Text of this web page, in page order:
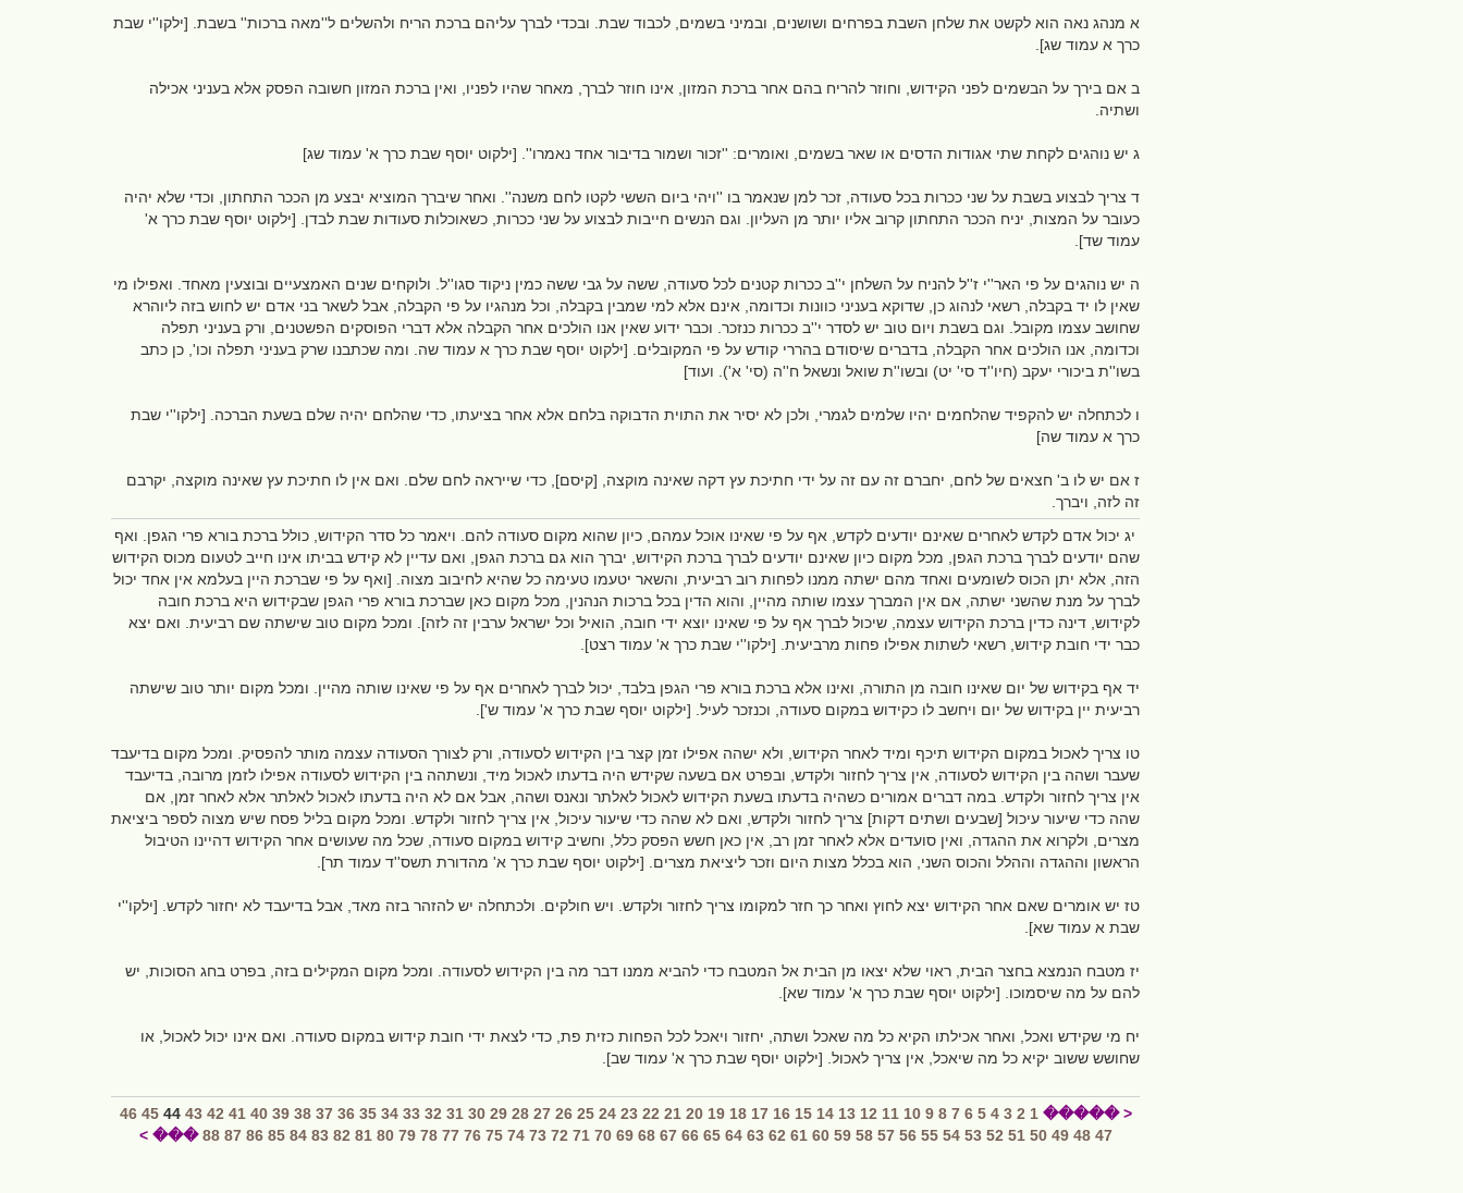
א מנהג נאה הוא לקשט את שלחן השבת בפרחים ושושנים, ובמיני בשמים, לכבוד שבת. ובכדי לברך עליהם ברכת הריח ולהשלים ל''מאה ברכות'' בשבת. [ילקו''י שבת
כרך א עמוד שג].
ב אם בירך על הבשמים לפני הקידוש, וחוזר להריח בהם אחר ברכת המזון, אינו חוזר לברך, מאחר שהיו לפניו, ואין ברכת המזון חשובה הפסק אלא בעניני אכילה
ושתיה.
ג יש נוהגים לקחת שתי אגודות הדסים או שאר בשמים, ואומרים: ''זכור ושמור בדיבור אחד נאמרו''. [ילקוט יוסף שבת כרך א' עמוד שג]
ד צריך לבצוע בשבת על שני ככרות בכל סעודה, זכר למן שנאמר בו ''ויהי ביום הששי לקטו לחם משנה''. ואחר שיברך המוציא יבצע מן הככר התחתון, וכדי שלא יהיה
כעובר על המצות, יניח הככר התחתון קרוב אליו יותר מן העליון. וגם הנשים חייבות לבצוע על שני ככרות, כשאוכלות סעודות שבת לבדן. [ילקוט יוסף שבת כרך א'
עמוד שד].
ה יש נוהגים על פי האר''י ז''ל להניח על השלחן י''ב ככרות קטנים לכל סעודה, ששה על גבי ששה כמין ניקוד סגו''ל. ולוקחים שנים האמצעיים ובוצעין מאחד. ואפילו מי
שאין לו יד בקבלה, רשאי לנהוג כן, שדוקא בעניני כוונות וכדומה, אינם אלא למי שמבין בקבלה, וכל מנהגיו על פי הקבלה, אבל לשאר בני אדם יש לחוש בזה ליוהרא
שחושב עצמו מקובל. וגם בשבת ויום טוב יש לסדר י''ב ככרות כנזכר. וכבר ידוע שאין אנו הולכים אחר הקבלה אלא דברי הפוסקים הפשטנים, ורק בעניני תפלה
וכדומה, אנו הולכים אחר הקבלה, בדברים שיסודם בהררי קודש על פי המקובלים. [ילקוט יוסף שבת כרך א עמוד שה. ומה שכתבנו שרק בעניני תפלה וכו', כן כתב
בשו''ת ביכורי יעקב (חיו''ד סי' יט) ובשו''ת שואל ונשאל ח''ה (סי' א'). ועוד]
ו לכתחלה יש להקפיד שהלחמים יהיו שלמים לגמרי, ולכן לא יסיר את התוית הדבוקה בלחם אלא אחר בציעתו, כדי שהלחם יהיה שלם בשעת הברכה. [ילקו''י שבת
כרך א עמוד שה]
ז אם יש לו ב' חצאים של לחם, יחברם זה עם זה על ידי חתיכת עץ דקה שאינה מוקצה, [קיסם], כדי שייראה לחם שלם. ואם אין לו חתיכת עץ שאינה מוקצה, יקרבם
זה לזה, ויברך.
יג יכול אדם לקדש לאחרים שאינם יודעים לקדש, אף על פי שאינו אוכל עמהם, כיון שהוא מקום סעודה להם. ויאמר כל סדר הקידוש, כולל ברכת בורא פרי הגפן. ואף
שהם יודעים לברך ברכת הגפן, מכל מקום כיון שאינם יודעים לברך ברכת הקידוש, יברך הוא גם ברכת הגפן, ואם עדיין לא קידש בביתו אינו חייב לטעום מכוס הקידוש
הזה, אלא יתן הכוס לשומעים ואחד מהם ישתה ממנו לפחות רוב רביעית, והשאר יטעמו טעימה כל שהיא לחיבוב מצוה. [ואף על פי שברכת היין בעלמא אין אחד יכול
לברך על מנת שהשני ישתה, אם אין המברך עצמו שותה מהיין, והוא הדין בכל ברכות הנהנין, מכל מקום כאן שברכת בורא פרי הגפן שבקידוש היא ברכת חובה
לקידוש, דינה כדין ברכת הקידוש עצמה, שיכול לברך אף על פי שאינו יוצא ידי חובה, הואיל וכל ישראל ערבין זה לזה]. ומכל מקום טוב שישתה שם רביעית. ואם יצא
כבר ידי חובת קידוש, רשאי לשתות אפילו פחות מרביעית. [ילקו''י שבת כרך א' עמוד רצט].
יד אף בקידוש של יום שאינו חובה מן התורה, ואינו אלא ברכת בורא פרי הגפן בלבד, יכול לברך לאחרים אף על פי שאינו שותה מהיין. ומכל מקום יותר טוב שישתה
רביעית יין בקידוש של יום ויחשב לו כקידוש במקום סעודה, וכנזכר לעיל. [ילקוט יוסף שבת כרך א' עמוד ש'].
טו צריך לאכול במקום הקידוש תיכף ומיד לאחר הקידוש, ולא ישהה אפילו זמן קצר בין הקידוש לסעודה, ורק לצורך הסעודה עצמה מותר להפסיק. ומכל מקום בדיעבד
שעבר ושהה בין הקידוש לסעודה, אין צריך לחזור ולקדש, ובפרט אם בשעה שקידש היה בדעתו לאכול מיד, ונשתהה בין הקידוש לסעודה אפילו לזמן מרובה, בדיעבד
אין צריך לחזור ולקדש. במה דברים אמורים כשהיה בדעתו בשעת הקידוש לאכול לאלתר ונאנס ושהה, אבל אם לא היה בדעתו לאכול לאלתר אלא לאחר זמן, אם
שהה כדי שיעור עיכול [שבעים ושתים דקות] צריך לחזור ולקדש, ואם לא שהה כדי שיעור עיכול, אין צריך לחזור ולקדש. ומכל מקום בליל פסח שיש מצוה לספר ביציאת
מצרים, ולקרוא את ההגדה, ואין סועדים אלא לאחר זמן רב, אין כאן חשש הפסק כלל, וחשיב קידוש במקום סעודה, שכל מה שעושים אחר הקידוש דהיינו הטיבול
הראשון וההגדה וההלל והכוס השני, הוא בכלל מצות היום וזכר ליציאת מצרים. [ילקוט יוסף שבת כרך א' מהדורת תשס''ד עמוד תר].
טז יש אומרים שאם אחר הקידוש יצא לחוץ ואחר כך חזר למקומו צריך לחזור ולקדש. ויש חולקים. ולכתחלה יש להזהר בזה מאד, אבל בדיעבד לא יחזור לקדש. [ילקו''י
שבת א עמוד שא].
יז מטבח הנמצא בחצר הבית, ראוי שלא יצאו מן הבית אל המטבח כדי להביא ממנו דבר מה בין הקידוש לסעודה. ומכל מקום המקילים בזה, בפרט בחג הסוכות, יש
להם על מה שיסמוכו. [ילקוט יוסף שבת כרך א' עמוד שא].
יח מי שקידש ואכל, ואחר אכילתו הקיא כל מה שאכל ושתה, יחזור ויאכל לכל הפחות כזית פת, כדי לצאת ידי חובת קידוש במקום סעודה. ואם אינו יכול לאכול, או
שחושש ששוב יקיא כל מה שיאכל, אין צריך לאכול. [ילקוט יוסף שבת כרך א' עמוד שב].
< �����
1
2
3
4
5
6
7
8
9
10
11
12
13
14
15
16
17
18
19
20
21
22
23
24
25
26
27
28
29
30
31
32
33
34
35
36
37
38
39
40
41
42
43
44
45
46
47
48
49
50
51
52
53
54
55
56
57
58
59
60
61
62
63
64
65
66
67
68
69
70
71
72
73
74
75
76
77
78
79
80
81
82
83
84
85
86
87
88
��� >